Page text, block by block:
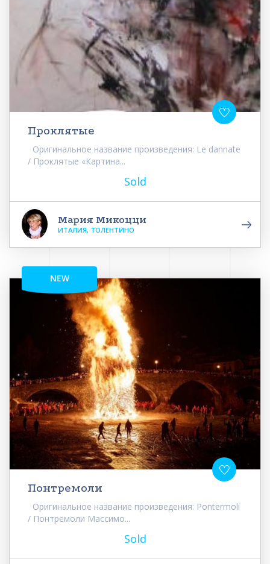
Проклятые
Оригинальное название произведения: Le dannate
/ Проклятые «Картина...
Sold
Мария Микоцци
ИТАЛИЯ, ТОЛЕНТИНО
NEW
Понтремоли
Оригинальное название произведения: Pontermoli
/ Понтремоли Массимо...
Sold